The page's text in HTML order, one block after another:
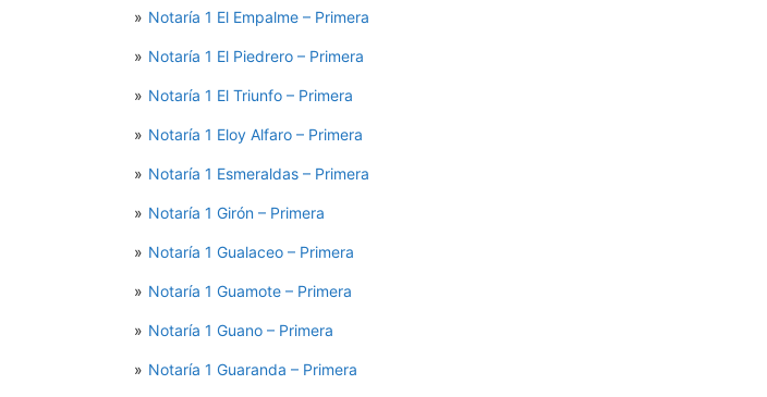
Notaría 1 El Empalme – Primera
Notaría 1 El Piedrero – Primera
Notaría 1 El Triunfo – Primera
Notaría 1 Eloy Alfaro – Primera
Notaría 1 Esmeraldas – Primera
Notaría 1 Girón – Primera
Notaría 1 Gualaceo – Primera
Notaría 1 Guamote – Primera
Notaría 1 Guano – Primera
Notaría 1 Guaranda – Primera